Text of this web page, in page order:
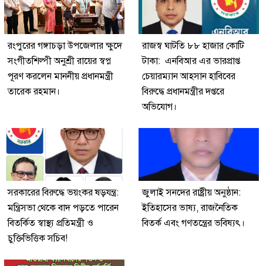
রংপুরের গঙ্গাচড়া উপজেলার ক্ষুদে
সংগীতশিল্পী অনুশ্রী রায়ের স্বপ্ন
পূরণ করলেন মাননীয় প্রধানমন্ত্রী
তারেক রহমান।
রাজস্ব ঘাটতি ৮৮ হাজার কোটি
টাকা: এনবিআর এর ভারপ্রাপ্ত
চেয়ারম্যান আহসান হাবিবের
বিরুদ্ধে প্রধানমন্ত্রীর দপ্তরে
অভিযোগ।
সরকারের বিরুদ্ধে ভয়ংকর ষড়যন্ত্র:
মন্ত্রিসভা থেকে বাদ পড়তে পারেন
বিতর্কিত স্বাস্থ্য প্রতিমন্ত্রী ও
চুক্তিভিত্তিক সচিব!
জুলাই সনদের রাষ্ট্রীয় অনুষ্ঠান:
ইতিহাসের ভাষ্য, রাজনৈতিক
বিতর্ক এবং গণতন্ত্রের ভবিষ্যৎ।